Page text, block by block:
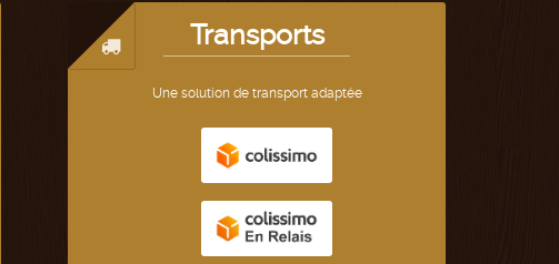
Transports
Une solution de transport adaptée